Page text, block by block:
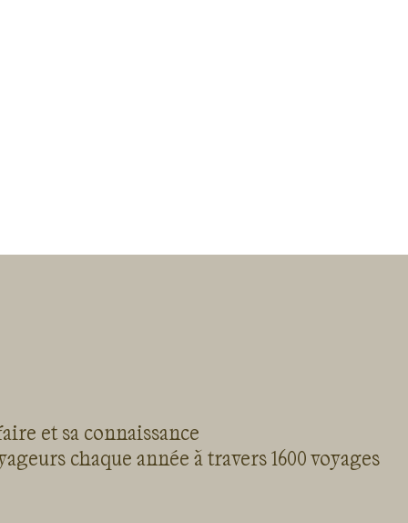
et sa connaissance
chaque année à travers 1600 voyages